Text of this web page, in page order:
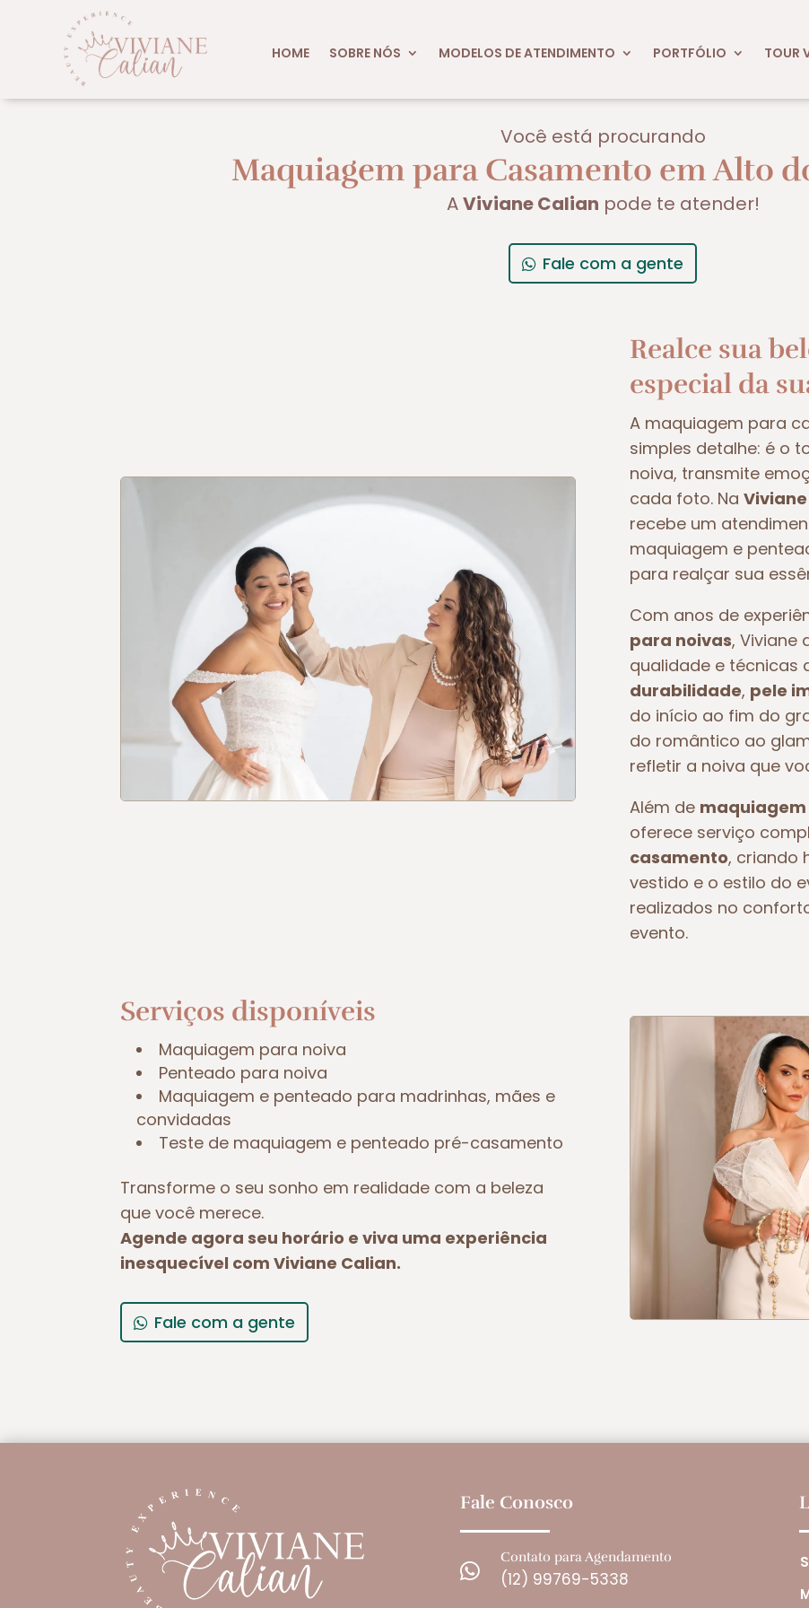
HOME SOBRE NÓS MODELOS DE ATENDIMENTO PORTFÓLIO TOUR
Você está procurando
Maquiagem para Casamento em Alto
AViviane Calian pode te atender!
Fale com a gente
Realce sua
especial da
A maquiagem para
simples detalhe: é o
noiva, transmite
cada foto. Na
recebe um
maquiagem e
para realçar sua
Com anos de
para noivas, Viviane
qualidade e técnicas
durabilidade, pele
do início ao fim do
do romântico ao
refletir a noiva que
Além de maquiagem
oferece serviço
casamento, criando
vestido e o estilo do
realizados no
evento.
Serviços disponíveis
Maquiagem para noiva
Penteado para noiva
Maquiagem e penteado para madrinhas, mães e
convidadas
Teste de maquiagem e penteado pré-casamento
Transforme o seu sonho em realidade com a beleza
que você merece.
Agende agora seu horário e viva uma experiência
inesquecível com Viviane Calian.
Fale com a gente
Fale Conosco

Contato para Agendamento
(12) 99769-5338